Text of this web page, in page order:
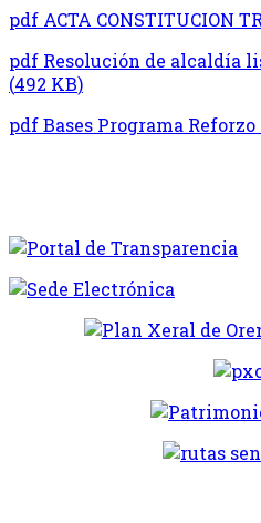
pdf ACTA CONSTITUCION
pdf Resolución de alcaldía
(492 KB)
pdfBases Programa Reforzo